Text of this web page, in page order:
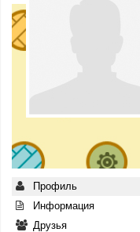
Профиль
Информация
Друзья